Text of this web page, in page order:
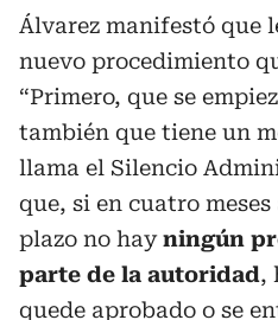
Álvarez manifestó que
nuevo procedimiento
“Primero, que se
también que tiene un
llama el Silencio
que, si en cuatro
plazo no hayningún
parte de la autoridad,
quede aprobado o se